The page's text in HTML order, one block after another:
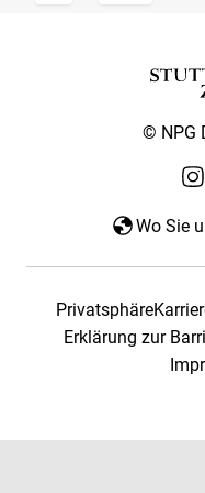
© NPG
Wo Sie
Privatsphäre
Erklärung zur